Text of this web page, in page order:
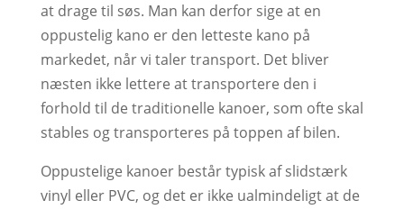
at drage til søs. Man kan derfor sige at en
oppustelig kano er den letteste kano på
markedet, når vi taler transport. Det bliver
næsten ikke lettere at transportere den i
forhold til de traditionelle kanoer, som ofte skal
stables og transporteres på toppen af bilen.
Oppustelige kanoer består typisk af slidstærk
vinyl eller PVC, og det er ikke ualmindeligt at de